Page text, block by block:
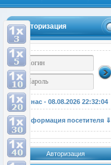
Авторизация
У нас - 08.08.2026 22:32:04
Информация посетителя ⇓
Авторизация